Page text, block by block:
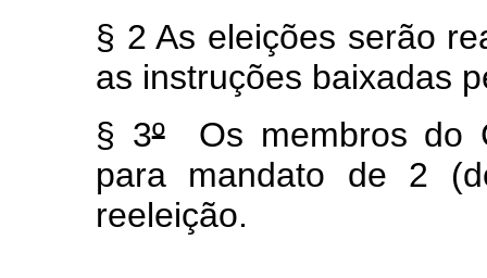
§ 2 As eleições serão
as instruções baixadas
§ 3ºOs membros do
para mandato de 2
reeleição.